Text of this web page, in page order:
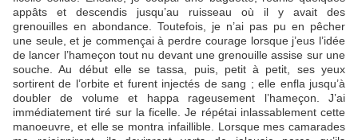
appâts et descendis jusqu’au ruisseau où il y avait des
grenouilles en abondance. Toutefois, je n’ai pas pu en pêcher
une seule, et je commençai à perdre courage lorsque j’eus l’idée
de lancer l’hameçon tout nu devant une grenouille assise sur une
souche. Au début elle se tassa, puis, petit à petit, ses yeux
sortirent de l’orbite et furent injectés de sang ; elle enfla jusqu’à
doubler de volume et happa rageusement l’hameçon. J’ai
immédiatement tiré sur la ficelle. Je répétai inlassablement cette
manoeuvre, et elle se montra infaillible. Lorsque mes camarades